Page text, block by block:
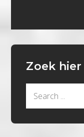
Zoek hier